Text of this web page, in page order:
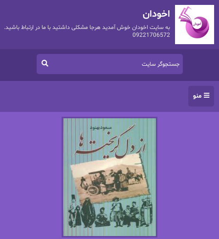
اخودان
به سایت اخودان خوش آمدید هرجا مشکلی داشتید با ما در ارتباط باشید.
09221706572
منو